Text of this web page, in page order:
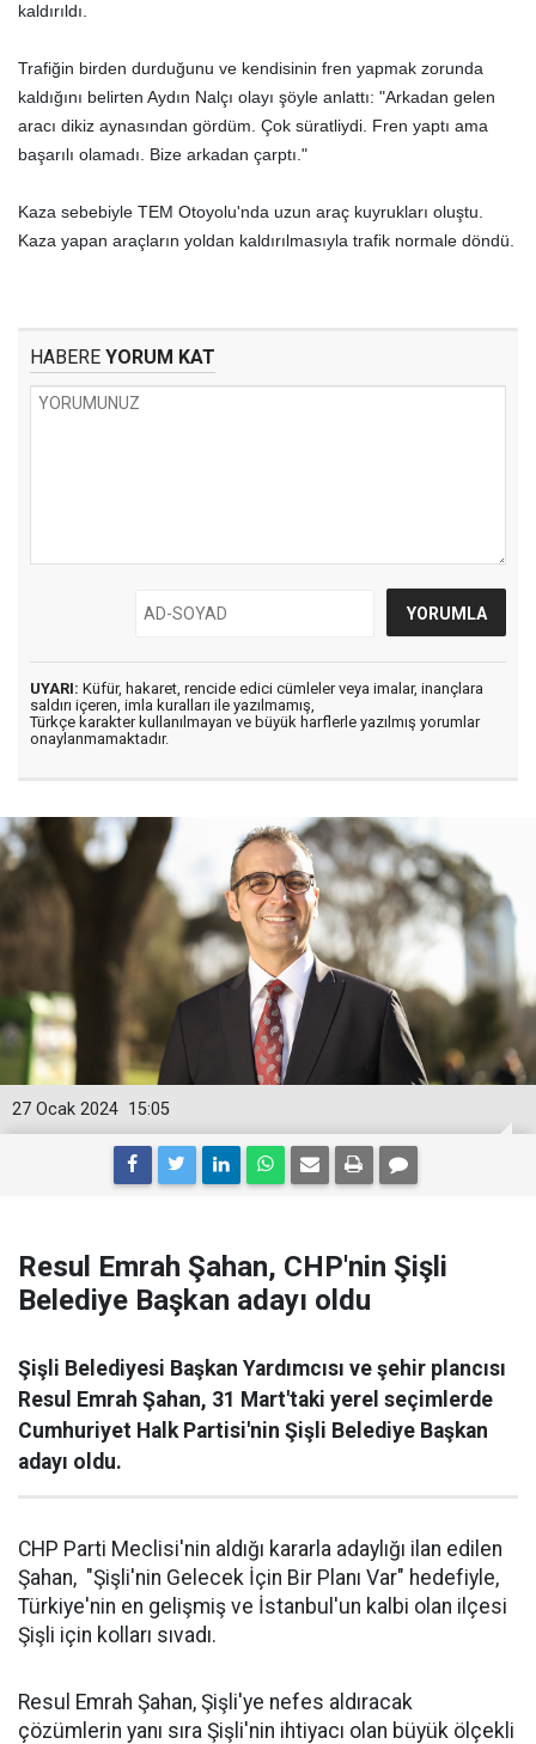
kaldırıldı.
Trafiğin birden durduğunu ve kendisinin fren yapmak zorunda
kaldığını belirten Aydın Nalçı olayı şöyle anlattı: "Arkadan gelen
aracı dikiz aynasından gördüm. Çok süratliydi. Fren yaptı ama
başarılı olamadı. Bize arkadan çarptı."
Kaza sebebiyle TEM Otoyolu'nda uzun araç kuyrukları oluştu.
Kaza yapan araçların yoldan kaldırılmasıyla trafik normale döndü.
HABERE YORUM KAT
UYARI: Küfür, hakaret, rencide edici cümleler veya imalar, inançlara
saldırı içeren, imla kuralları ile yazılmamış,
Türkçe karakter kullanılmayan ve büyük harflerle yazılmış yorumlar
onaylanmamaktadır.
15:05
27 Ocak 2024
Resul Emrah Şahan, CHP'nin Şişli
Belediye Başkan adayı oldu
Şişli Belediyesi Başkan Yardımcısı ve şehir plancısı
Resul Emrah Şahan, 31 Mart'taki yerel seçimlerde
Cumhuriyet Halk Partisi'nin Şişli Belediye Başkan
adayı oldu.
CHP Parti Meclisi'nin aldığı kararla adaylığı ilan edilen
Şahan, "Şişli'nin Gelecek İçin Bir Planı Var" hedefiyle,
Türkiye'nin en gelişmiş ve İstanbul'un kalbi olan ilçesi
Şişli için kolları sıvadı.
Resul Emrah Şahan, Şişli'ye nefes aldıracak
çözümlerin yanı sıra Şişli'nin ihtiyacı olan büyük ölçekli